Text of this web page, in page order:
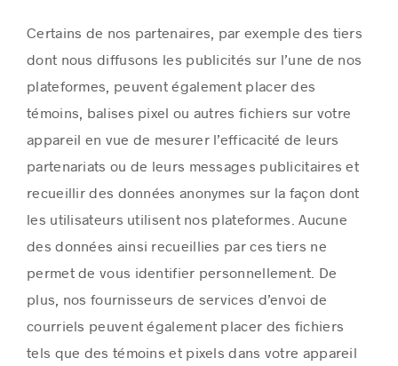
Certains de nos partenaires, par exemple des tiers
dont nous diffusons les publicités sur l’une de nos
plateformes, peuvent également placer des
témoins, balises pixel ou autres fichiers sur votre
appareil en vue de mesurer l’efficacité de leurs
partenariats ou de leurs messages publicitaires et
recueillir des données anonymes sur la façon dont
les utilisateurs utilisent nos plateformes. Aucune
des données ainsi recueillies par ces tiers ne
permet de vous identifier personnellement. De
plus, nos fournisseurs de services d’envoi de
courriels peuvent également placer des fichiers
tels que des témoins et pixels dans votre appareil